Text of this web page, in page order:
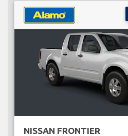
NISSAN FRONTIER